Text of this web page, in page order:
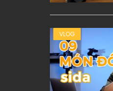
VLOG